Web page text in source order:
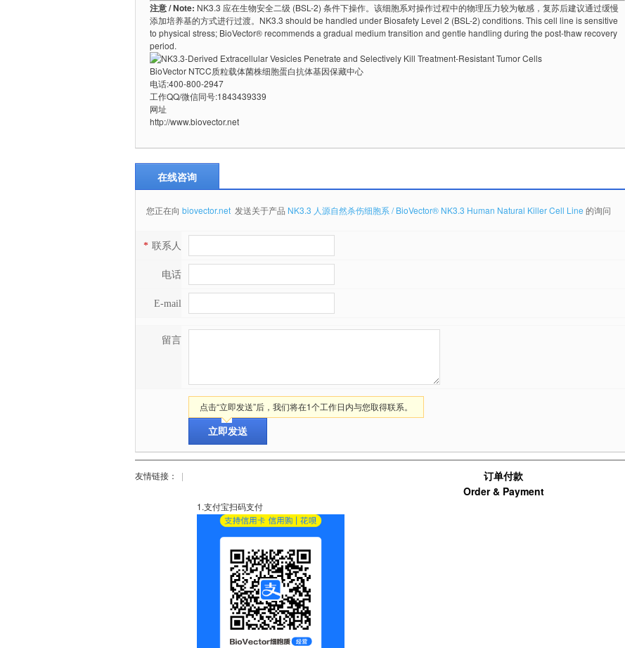
注意 / Note: NK3.3 应在生物安全二级 (BSL-2) 条件下操作。该细胞系对操作过程中的物理压力较为敏感，复苏后建议通过缓慢
添加培养基的方式进行过渡。NK3.3 should be handled under Biosafety Level 2 (BSL-2) conditions. This cell line is sensitive
to physical stress; BioVector® recommends a gradual medium transition and gentle handling during the post-thaw recovery
period.
BioVector NTCC质粒载体菌株细胞蛋白抗体基因保藏中心
电话:400-800-2947
工作QQ/微信同号:1843439339
网址
http://www.biovector.net
在线咨询
您正在向 biovector.net 发送关于产品 NK3.3 人源自然杀伤细胞系 / BioVector® NK3.3 Human Natural Killer Cell Line 的询问
* 联系人
电话
E-mail
留言
点击“立即发送”后，我们将在1个工作日内与您取得联系。
友情链接： |
订单付款
Order & Payment
1.支付宝扫码支付